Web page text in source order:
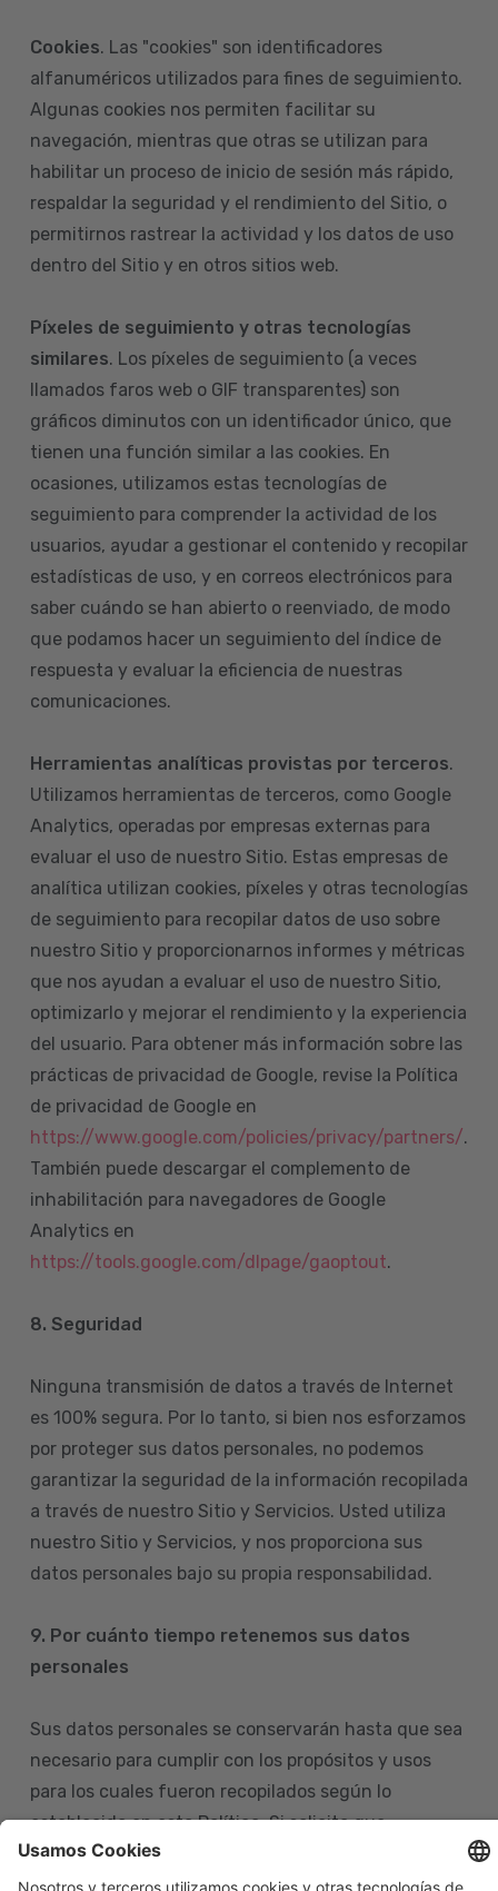
Cookies. Las "cookies" son identificadores
alfanuméricos utilizados para fines de seguimiento.
Algunas cookies nos permiten facilitar su
navegación, mientras que otras se utilizan para
habilitar un proceso de inicio de sesión más rápido,
respaldar la seguridad y el rendimiento del Sitio, o
permitirnos rastrear la actividad y los datos de uso
dentro del Sitio y en otros sitios web.
Píxeles de seguimiento y otras tecnologías
similares. Los píxeles de seguimiento (a veces
llamados faros web o GIF transparentes) son
gráficos diminutos con un identificador único, que
tienen una función similar a las cookies. En
ocasiones, utilizamos estas tecnologías de
seguimiento para comprender la actividad de los
usuarios, ayudar a gestionar el contenido y recopilar
estadísticas de uso, y en correos electrónicos para
saber cuándo se han abierto o reenviado, de modo
que podamos hacer un seguimiento del índice de
respuesta y evaluar la eficiencia de nuestras
comunicaciones.
Herramientas analíticas provistas por terceros.
Utilizamos herramientas de terceros, como Google
Analytics, operadas por empresas externas para
evaluar el uso de nuestro Sitio. Estas empresas de
analítica utilizan cookies, píxeles y otras tecnologías
de seguimiento para recopilar datos de uso sobre
nuestro Sitio y proporcionarnos informes y métricas
que nos ayudan a evaluar el uso de nuestro Sitio,
optimizarlo y mejorar el rendimiento y la experiencia
del usuario. Para obtener más información sobre las
prácticas de privacidad de Google, revise la Política
de privacidad de Google en
https://www.google.com/policies/privacy/partners/.
También puede descargar el complemento de
inhabilitación para navegadores de Google
Analytics en
https://tools.google.com/dlpage/gaoptout.
8. Seguridad
Ninguna transmisión de datos a través de Internet
es 100% segura. Por lo tanto, si bien nos esforzamos
por proteger sus datos personales, no podemos
garantizar la seguridad de la información recopilada
a través de nuestro Sitio y Servicios. Usted utiliza
nuestro Sitio y Servicios, y nos proporciona sus
datos personales bajo su propia responsabilidad.
9. Por cuánto tiempo retenemos sus datos
personales
Sus datos personales se conservarán hasta que sea
necesario para cumplir con los propósitos y usos
para los cuales fueron recopilados según lo
establecido en esta Política. Si solicita que
eliminemos sus datos personales de nuestras bases
de datos, tenga en cuenta que igualmente